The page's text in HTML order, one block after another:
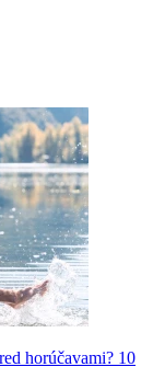
horúčavami? 10